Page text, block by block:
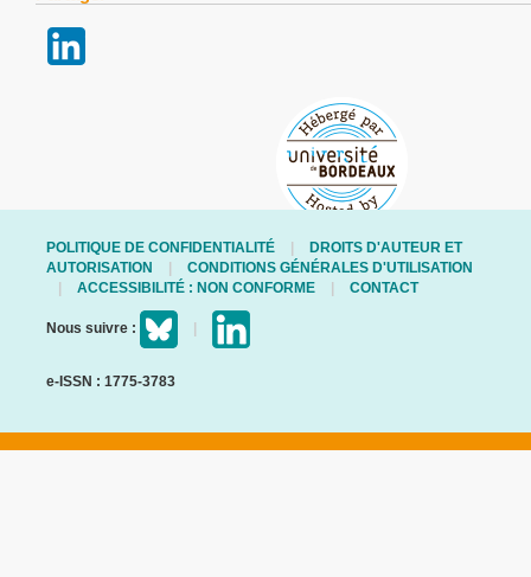
POLITIQUE DE CONFIDENTIALITÉ
DROITS D'AUTEUR ET
AUTORISATION
CONDITIONS GÉNÉRALES D'UTILISATION
ACCESSIBILITÉ : NON CONFORME
CONTACT
Nous suivre :
e-ISSN : 1775-3783